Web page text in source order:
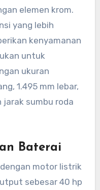
elemen krom.
yang lebih
kenyamanan
untuk
ukuran
1.495 mm lebar,
jarak sumbu roda
Baterai
motor listrik
sebesar 40 hp